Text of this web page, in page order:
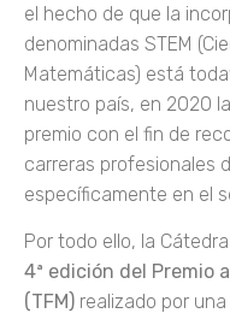
el hecho de que la
denominadas STEM
Matemáticas) está
nuestro país, en 2020
premio con el fin de
carreras profesionales
específicamente en el
Por todo ello, la
4ª edición del Premio
(TFM) realizado por